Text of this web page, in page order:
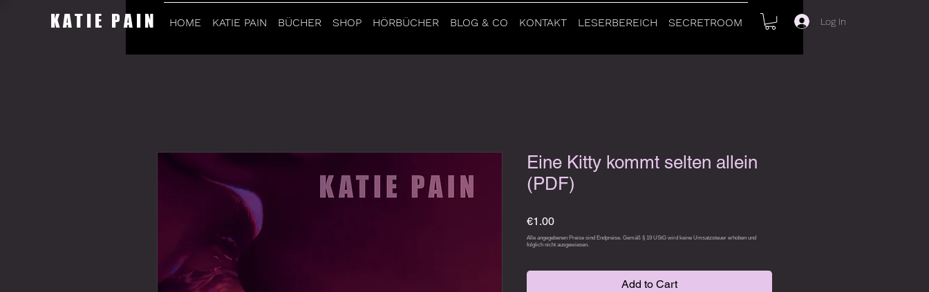
KATIE PAIN HOME KATIE PAIN BÜCHER SHOP HÖRBÜCHER BLOG & CO KONTAKT LESERBEREICH SECRETROOM Log In
Eine Kitty kommt selten allein
(PDF)
€1.00Price
Add to Cart